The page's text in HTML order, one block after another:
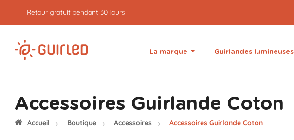
Retour gratuit pendant 30 jours
La marque Guirlandes lumineuses
Accessoires Guirlande Coton
Accueil Boutique Accessoires Accessoires Guirlande Coton